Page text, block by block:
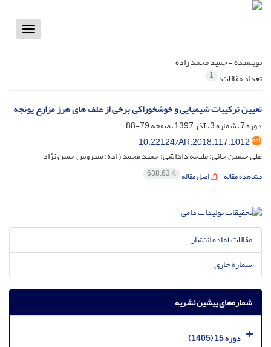
Toggle
نویسنده =حمید محمد زاده
تعداد مقالات: 1
تعیین ترکیبات شیمیایی و خوشخوراکی برخی از علف های هرز مزارع یونجه
دوره 7، شماره 3، آذر 1397، صفحه
79-88
10.22124/AR.2018.117.1012
علی حسین خانی؛ ملیحه داداشی؛ حمید محمد زاده؛ سیروس حسن نژاد
مشاهده مقاله اصل مقاله 638.63 K
مقالات آماده انتشار
شماره جاری
شماره‌های پیشین نشریه
دوره 15 (1405)